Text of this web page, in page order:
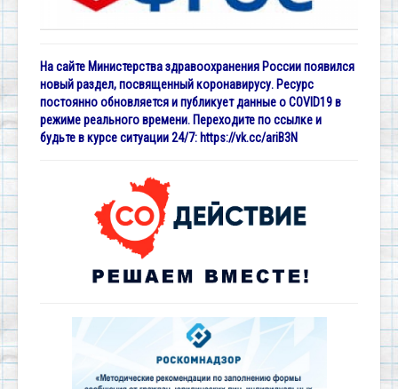
На сайте Министерства здравоохранения России появился
новый раздел, посвященный коронавирусу. Ресурс
постоянно обновляется и публикует данные о COVID19 в
режиме реального времени. Переходите по ссылке и
будьте в курсе ситуации 24/7: https://vk.cc/ariB3N